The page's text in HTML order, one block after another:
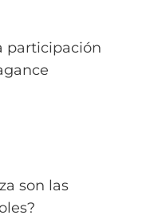
participación
son las